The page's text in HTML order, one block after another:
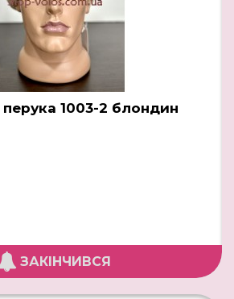
перука 1003-2 блондин
ЗАКІНЧИВСЯ